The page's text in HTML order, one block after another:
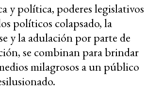
y política, poderes legislativos
políticos colapsado, la
y la adulación por parte de
se combinan para brindar
milagrosos a un público